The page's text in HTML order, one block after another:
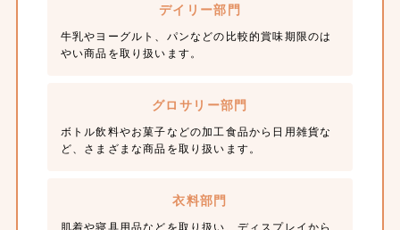
デイリー部門
牛乳やヨーグルト、パンなどの比較的賞味期限のは
やい商品を取り扱います。
グロサリー部門
ボトル飲料やお菓子などの加工食品から日用雑貨な
ど、さまざまな商品を取り扱います。
衣料部門
肌着や寝具用品などを取り扱い、ディスプレイから